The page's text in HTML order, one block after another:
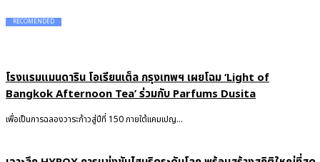
RECOMENDED
โรงแรมแมนดาริน โอเรียนเต็ล กรุงเทพฯ เผยโฉม ‘Light of
Bangkok Afternoon Tea’ ร่วมกับ Parfums Dusita
เพื่อเป็นการฉลองวาระก้าวสู่ปีที่ 150 ภายใต้แคมเปญ...